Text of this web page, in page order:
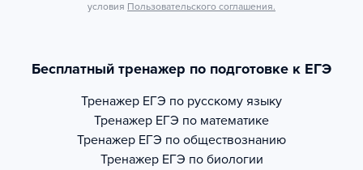
условия Пользовательского соглашения.
Бесплатный тренажер по подготовке к ЕГЭ
Тренажер ЕГЭ по русскому языку
Тренажер ЕГЭ по математике
Тренажер ЕГЭ по обществознанию
Тренажер ЕГЭ по биологии